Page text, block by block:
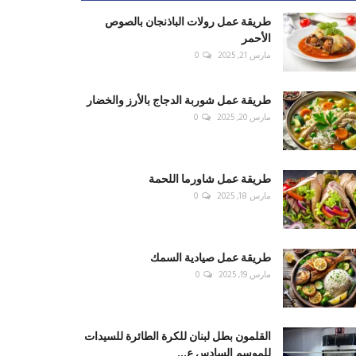
طريقة عمل رولات الباذنجان بالصوص
الأحمر
مارس 21, 2025 0
طريقة عمل شوربة الدجاج بالأرز والخضار
مارس 20, 2025 0
طريقة عمل شاورما اللحمة
مارس 18, 2025 0
طريقة عمل صيادية السمك
مارس 19, 2025 0
القلمون بطل لبنان للكرة الطائرة للسيدات
للموسم السادس ع...